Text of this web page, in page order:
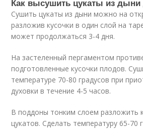
Как высушить цукаты из
Сушить цукаты из дыни можно на
разложив кусочки в один слой на
может продолжаться 3-4 дня.
На застеленный пергаментом
подготовленные кусочки плодов.
температуре 70-80 градусов при
духовки в течение 4-5 часов.
В поддоны тонким слоем разложить
цукатов. Сделать температуру 65-70